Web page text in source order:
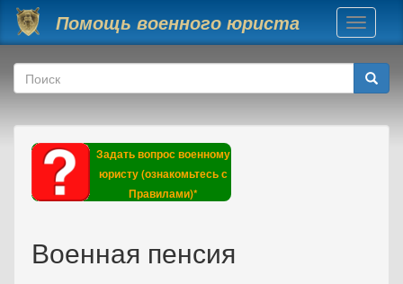
Перейти к основному содержанию
Помощь военного юриста
Toggle
Форма поиска
Поиск
Задать вопрос военному
юристу (ознакомьтесь с
Правилами)*
Военная пенсия